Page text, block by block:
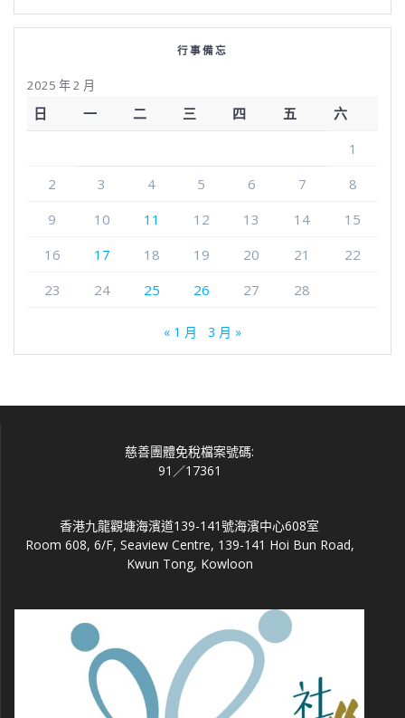
行事備忘
2025 年 2 月
日 一 二 三 四 五
六
1
2
3 4 5 6 7
8
9
10 11 12 13 14
15
16
17 18 19 20 21
22
23
24 25 26 27 28
« 1 月 3 月 »
慈善團體免稅檔案號碼:
91／17361
香港九龍觀塘海濱道139-141號海濱中心608室
Room 608, 6/F, Seaview Centre, 139-141 Hoi Bun Road,
Kwun Tong, Kowloon